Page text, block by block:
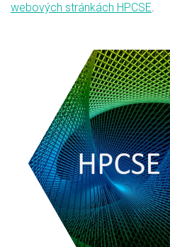
webových stránkách HPCSE.